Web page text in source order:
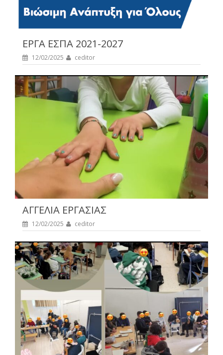
ΕΡΓΑ ΕΣΠΑ 2021-2027
12/02/2025 ceditor
ΑΓΓΕΛΙΑ ΕΡΓΑΣΙΑΣ
12/02/2025 ceditor